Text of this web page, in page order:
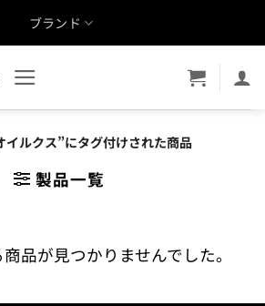
ブランド
イルクス”にタグ付けされた商品
製品一覧
品が見つかりませんでした。